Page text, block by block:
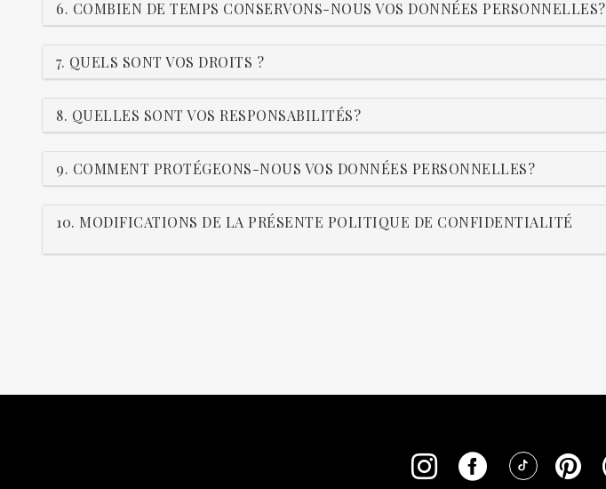
6. COMBIEN DE TEMPS CONSERVONS-NOUS VOS DONNÉES PERSONNELLES?
7. QUELS SONT VOS DROITS ?
8. QUELLES SONT VOS RESPONSABILITÉS?
9. COMMENT PROTÉGEONS-NOUS VOS DONNÉES PERSONNELLES?
10. MODIFICATIONS DE LA PRÉSENTE POLITIQUE DE CONFIDENTIALITÉ